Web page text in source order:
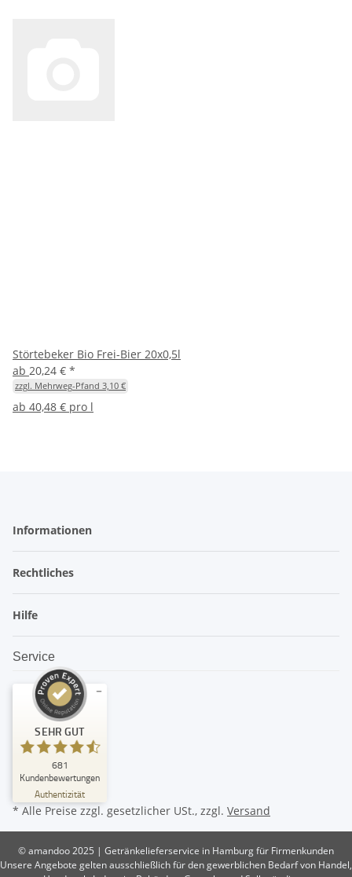
Störtebeker Bio Frei-Bier 20x0,5l
ab 20,24 € *
zzgl. Mehrweg-Pfand 3,10 €
ab 40,48 € pro l
Informationen
Rechtliches
Hilfe
Service
SEHR GUT
681
Kundenbewertungen
Authentizität
Kundenbewertungen und Erfahrungen zu
SEHR GUT
4,74
/
5,00
Bewertungen auf
ProvenExpert.com
299
Bewertungen von
anderen Quellen
* Alle Preise zzgl. gesetzlicher USt., zzgl. Versand
© amandoo 2025 | Getränkelieferservice in Hamburg für Firmenkunden
Unsere Angebote gelten ausschließlich für den gewerblichen Bedarf von Handel,